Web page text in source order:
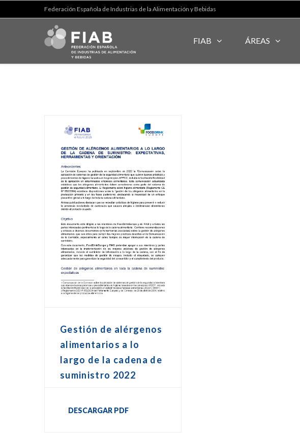
Federación Española de Industrias de la Alimentación y Bebidas
FIAB ÁREAS
Gestión de alérgenos
alimentarios a lo
largo de la cadena de
suministro 2022
DESCARGAR PDF